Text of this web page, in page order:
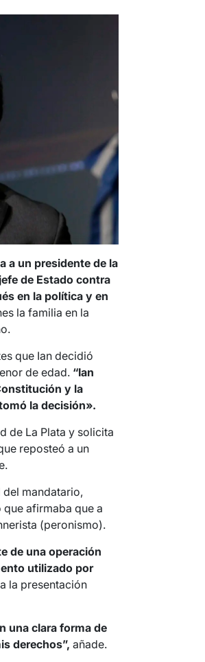
a un presidente de la
de Estado contra
en la política y en
la familia en la
que Ian decidió
de edad. “Ian
y la
la decisión».
de La Plata y solicita
reposteó a un
del mandatario,
afirmaba que a
(peronismo).
de una operación
utilizado por
la presentación
una clara forma de
derechos”, añade.